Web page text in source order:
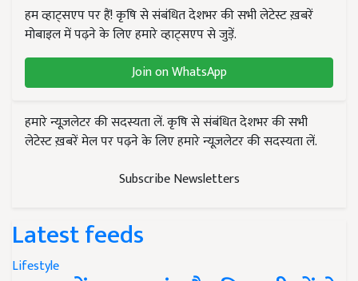
हम व्हाट्सएप पर हैं! कृषि से संबंधित देशभर की सभी लेटेस्ट ख़बरें
मोबाइल में पढ़ने के लिए हमारे व्हाट्सएप से जुड़ें.
Join on WhatsApp
हमारे न्यूज़लेटर की सदस्यता लें. कृषि से संबंधित देशभर की सभी
लेटेस्ट ख़बरें मेल पर पढ़ने के लिए हमारे न्यूज़लेटर की सदस्यता लें.
Subscribe Newsletters
Latest feeds
Lifestyle